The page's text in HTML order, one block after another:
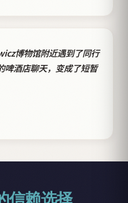
博物馆附近遇到了同行
啤酒店聊天，变成了短暂